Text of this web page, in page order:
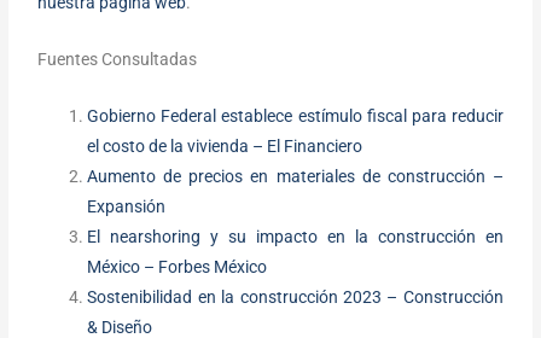
Fuentes Consultadas
Gobierno Federal establece estímulo fiscal para reducir
el costo de la vivienda – El Financiero
Aumento de precios en materiales de construcción –
Expansión
El nearshoring y su impacto en la construcción en
México – Forbes México
Sostenibilidad en la construcción 2023 – Construcción
& Diseño